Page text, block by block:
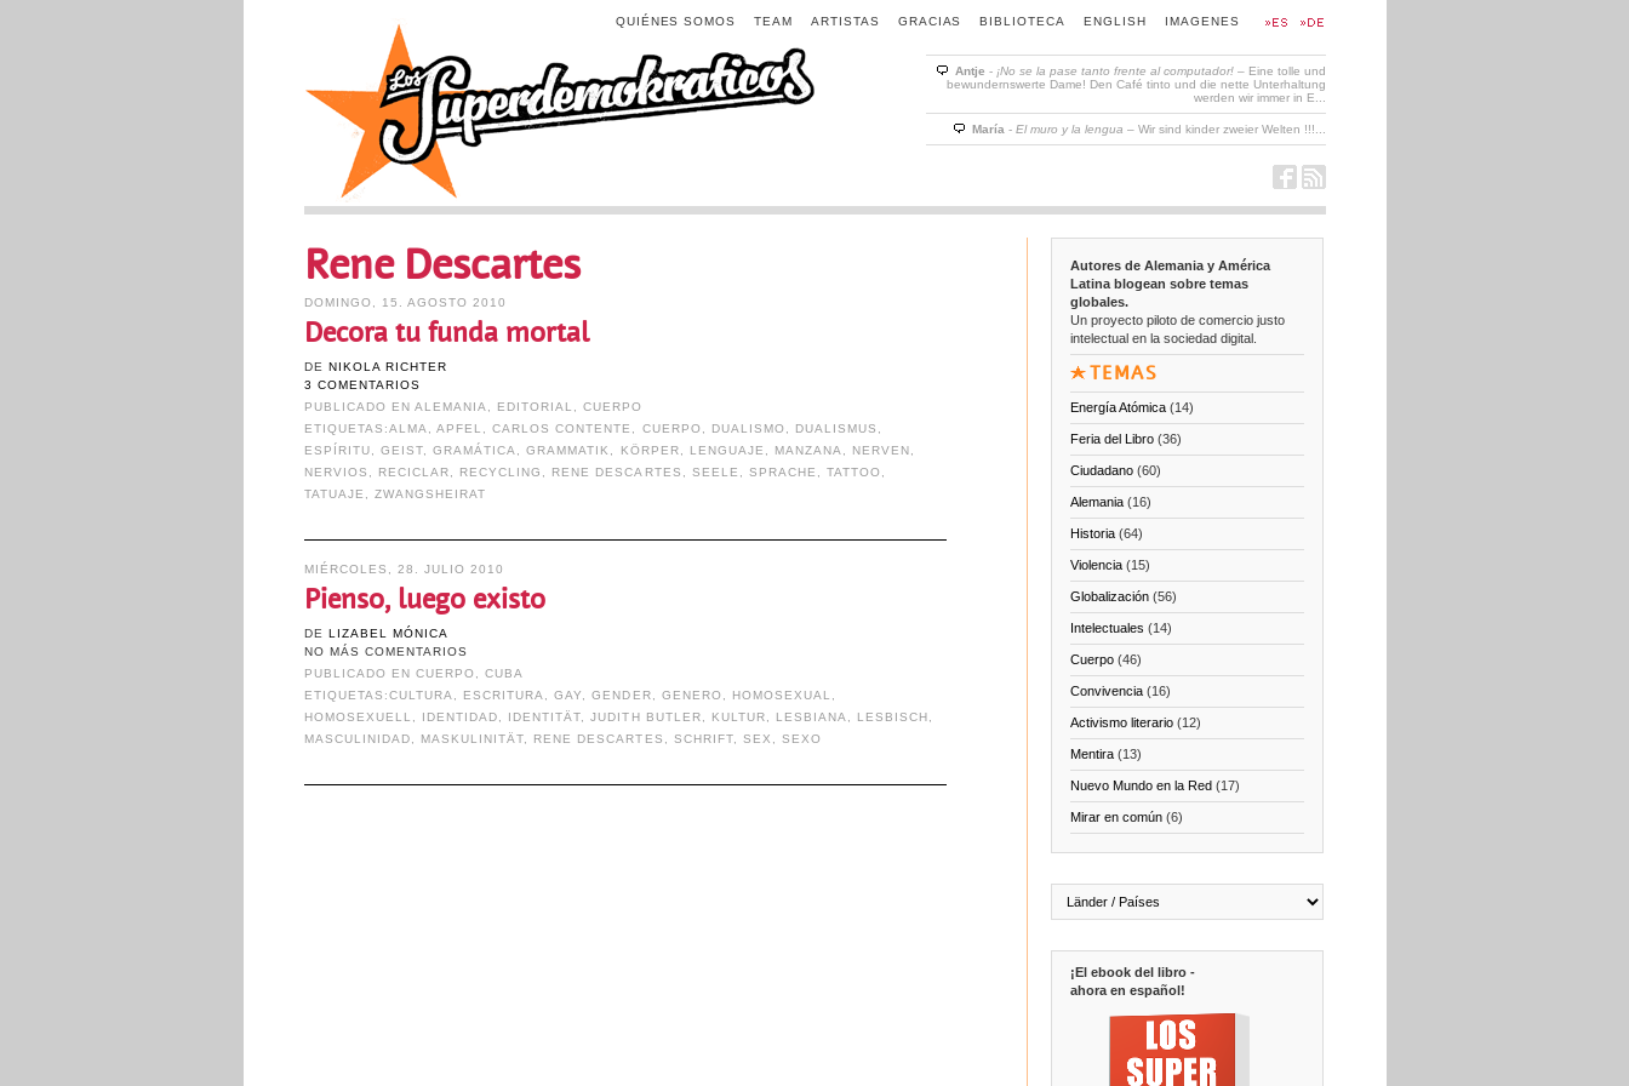
IMAGENES
ENGLISH
BIBLIOTECA
GRACIAS
ARTISTAS
TEAM
QUIÉNES SOMOS
Antje - ¡No se la pase tanto frente al computador!– Eine tolle und
bewundernswerte Dame! Den Café tinto und die nette Unterhaltung
werden wir immer in E...
María - El muro y la lengua – Wir sind kinder zweier Welten !!!...
Rene Descartes
DOMINGO, 15. AGOSTO 2010
Decora tu funda mortal
DE NIKOLA RICHTER
3 COMENTARIOS
PUBLICADO EN ALEMANIA EDITORIAL ,CUERPO
ETIQUETAS:ALMA APFEL ,CARLOS CONTENTE CUERPO DUALISMO DUALISMUS
ESPÍRITU
GEIST, GRAMÁTICA ,GRAMMATIK KÖRPER LENGUAJE MANZANA NERVEN
NERVIOS
RECICLAR RECYCLING RENE DESCARTES SEELE SPRACHE ,TATTOO
TATUAJE
ZWANGSHEIRAT
MIÉRCOLES, 28. JULIO 2010
Pienso, luego existo
DE LIZABEL MÓNICA
NO MÁS COMENTARIOS
PUBLICADO EN CUERPO ,CUBA
ETIQUETAS:CULTURA ESCRITURA ,GAY ,GENDER GENERO HOMOSEXUAL
HOMOSEXUELL
IDENTIDAD IDENTITÄT ,JUDITH BUTLER KULTUR LESBIANA LESBISCH
MASCULINIDAD
MASKULINITÄT RENE DESCARTES SCHRIFT, SEX SEXO
Autores de Alemania y América
Latina blogean sobre temas
globales.
Un proyecto piloto de comercio justo
intelectual en la sociedad digital.
TEMAS
Energía Atómica(14)
Feria del Libro(36)
Ciudadano(60)
Alemania(16)
Historia(64)
Violencia(15)
Globalización(56)
Intelectuales (14)
Cuerpo(46)
Convivencia(16)
Activismo literario(12)
Mentira(13)
Nuevo Mundo en la Red(17)
Mirar en común(6)
¡El ebook del libro -
ahora en español!